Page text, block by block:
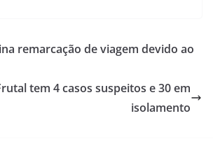
remarcação de viagem devido ao
tem 4 casos suspeitos e 30 em
isolamento